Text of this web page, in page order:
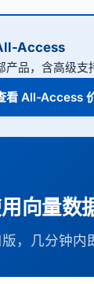
Access
品，含高级支
看 All-Access
向量数
，几分钟内